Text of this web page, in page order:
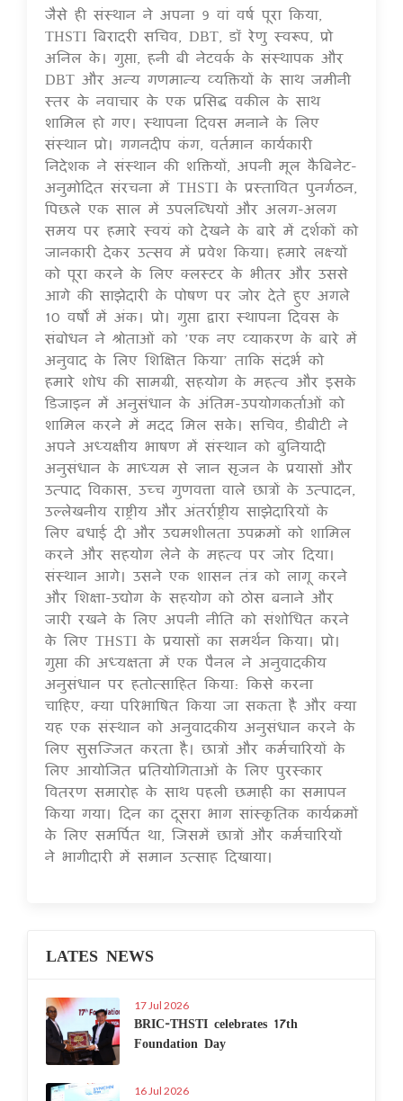
17 Jul 2020
जैसे ही संस्थान ने अपना 9 वां वर्ष पूरा किया,
THSTI बिरादरी सचिव, DBT, डॉ रेणु स्वरूप, प्रो
अनिल के। गुप्ता, हनी बी नेटवर्क के संस्थापक और
DBT और अन्य गणमान्य व्यक्तियों के साथ जमीनी
स्तर के नवाचार के एक प्रसिद्ध वकील के साथ
शामिल हो गए। स्थापना दिवस मनाने के लिए
संस्थान प्रो। गगनदीप कंग, वर्तमान कार्यकारी
निदेशक ने संस्थान की शक्तियों, अपनी मूल कैबिनेट-
अनुमोदित संरचना में THSTI के प्रस्तावित पुनर्गठन,
पिछले एक साल में उपलब्धियों और अलग-अलग
समय पर हमारे स्वयं को देखने के बारे में दर्शकों को
जानकारी देकर उत्सव में प्रवेश किया। हमारे लक्ष्यों
को पूरा करने के लिए क्लस्टर के भीतर और उससे
आगे की साझेदारी के पोषण पर जोर देते हुए अगले
10 वर्षों में अंक। प्रो। गुप्ता द्वारा स्थापना दिवस के
संबोधन ने श्रोताओं को ’एक नए व्याकरण के बारे में
अनुवाद के लिए शिक्षित किया’ ताकि संदर्भ को
हमारे शोध की सामग्री, सहयोग के महत्व और इसके
डिजाइन में अनुसंधान के अंतिम-उपयोगकर्ताओं को
शामिल करने में मदद मिल सके। सचिव, डीबीटी ने
अपने अध्यक्षीय भाषण में संस्थान को बुनियादी
अनुसंधान के माध्यम से ज्ञान सृजन के प्रयासों और
उत्पाद विकास, उच्च गुणवत्ता वाले छात्रों के उत्पादन,
उल्लेखनीय राष्ट्रीय और अंतर्राष्ट्रीय साझेदारियों के
लिए बधाई दी और उद्यमशीलता उपक्रमों को शामिल
करने और सहयोग लेने के महत्व पर जोर दिया।
संस्थान आगे। उसने एक शासन तंत्र को लागू करने
और शिक्षा-उद्योग के सहयोग को ठोस बनाने और
जारी रखने के लिए अपनी नीति को संशोधित करने
के लिए THSTI के प्रयासों का समर्थन किया। प्रो।
गुप्ता की अध्यक्षता में एक पैनल ने अनुवादकीय
अनुसंधान पर हतोत्साहित किया: किसे करना
चाहिए, क्या परिभाषित किया जा सकता है और क्या
यह एक संस्थान को अनुवादकीय अनुसंधान करने के
लिए सुसज्जित करता है। छात्रों और कर्मचारियों के
लिए आयोजित प्रतियोगिताओं के लिए पुरस्कार
वितरण समारोह के साथ पहली छमाही का समापन
किया गया। दिन का दूसरा भाग सांस्कृतिक कार्यक्रमों
के लिए समर्पित था, जिसमें छात्रों और कर्मचारियों
ने भागीदारी में समान उत्साह दिखाया।
LATES NEWS
17 Jul 2026
BRIC-THSTI celebrates 17th
Foundation Day
16 Jul 2026